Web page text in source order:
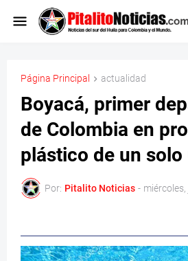
Página Principal actualidad
Boyacá, primer
de Colombia en
plástico de un solo
Por: Pitalito Noticias -